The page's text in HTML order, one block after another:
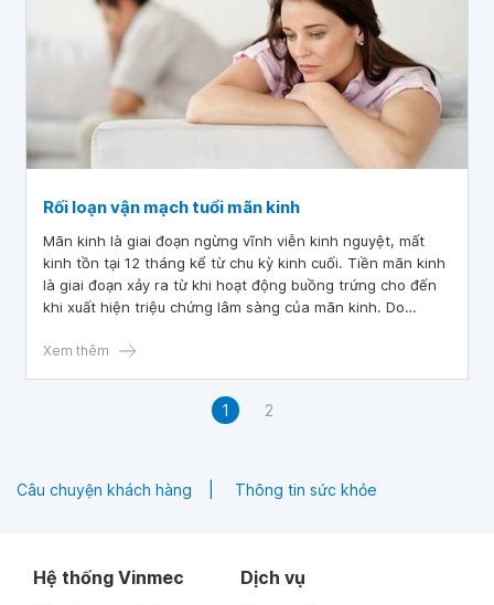
Rối loạn vận mạch tuổi mãn kinh
Mãn kinh là giai đoạn ngừng vĩnh viễn kinh nguyệt, mất
kinh tồn tại 12 tháng kể từ chu kỳ kinh cuối. Tiền mãn kinh
là giai đoạn xảy ra từ khi hoạt động buồng trứng cho đến
khi xuất hiện triệu chứng lâm sàng của mãn kinh. Do
tiết ra dẫn đến các triệu chứng cơ năng của mãn kinh như
Xem thêm
1 2
Câu chuyện khách hàng Thông tin sức khỏe
Hệ thống Vinmec Dịch vụ